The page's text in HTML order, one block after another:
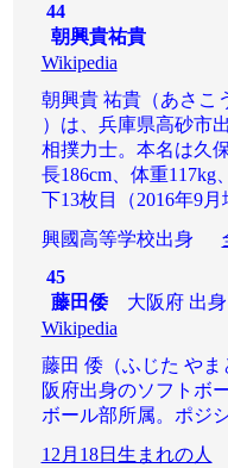
44
朝興貴祐貴
Wikipedia
朝興貴 祐貴（あさこ
）は、兵庫県高砂市
相撲力士。本名は久
長186cm、体重
下13枚目（2016年9月
興國高等学校出身
45
藤田倭大阪府 出身
Wikipedia
藤田 倭（ふじた やま
阪府出身のソフトボ
ボール部所属。ポジ
12月18日生まれの人